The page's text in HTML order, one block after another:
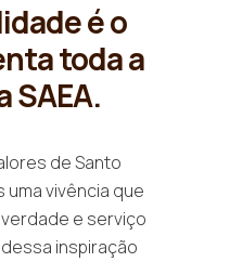
é o
toda a
SAEA.
de Santo
vivência que
e serviço
inspiração